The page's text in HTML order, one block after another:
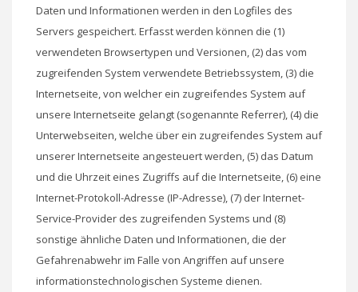
Daten und Informationen werden in den Logfiles des
Servers gespeichert. Erfasst werden können die (1)
verwendeten Browsertypen und Versionen, (2) das vom
zugreifenden System verwendete Betriebssystem, (3) die
Internetseite, von welcher ein zugreifendes System auf
unsere Internetseite gelangt (sogenannte Referrer), (4) die
Unterwebseiten, welche über ein zugreifendes System auf
unserer Internetseite angesteuert werden, (5) das Datum
und die Uhrzeit eines Zugriffs auf die Internetseite, (6) eine
Internet-Protokoll-Adresse (IP-Adresse), (7) der Internet-
Service-Provider des zugreifenden Systems und (8)
sonstige ähnliche Daten und Informationen, die der
Gefahrenabwehr im Falle von Angriffen auf unsere
informationstechnologischen Systeme dienen.